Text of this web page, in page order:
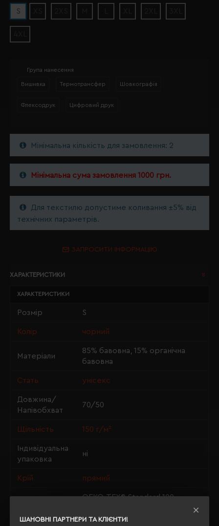
ШАНОВНІ ПАРТНЕРИ ТА КЛІЄНТИ!
S
Група нанесення
Вишивка Термотрансфер Шовкографія
Флексодрук Цифровий друк
Мінімальна кількість для замовлення: 2
Мінімальна сума замовлення 1000 грн.
Для текстилю допустиме коливання ±5% від
технічних параметрів.
ЗАПРОСИТИ ІНФОРМАЦІЮ
ХАРАКТЕРИСТИКИ
ХАРАКТЕРИСТИКИ
Розмір S
Колір чорний
Матеріали
85% бавовна, 15% органічна
бавовна
Стать унісекс
Довжина/
Напівобхват
70/50
Щільність 150 г/м²
Індивідуальна
упаковка
ні
Крій прямий
OEKO-TEX® Standard 100,
standard, PETA-Approved Vegan